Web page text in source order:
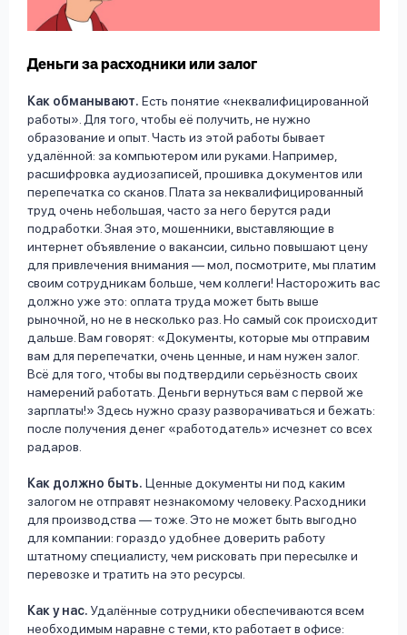
Деньги за расходники или залог
Как обманывают. Есть понятие «неквалифицированной
работы». Для того, чтобы её получить, не нужно
образование и опыт. Часть из этой работы бывает
удалённой: за компьютером или руками. Например,
расшифровка аудиозаписей, прошивка документов или
перепечатка со сканов. Плата за неквалифицированный
труд очень небольшая, часто за него берутся ради
подработки. Зная это, мошенники, выставляющие в
интернет объявление о вакансии, сильно повышают цену
для привлечения внимания — мол, посмотрите, мы платим
своим сотрудникам больше, чем коллеги! Насторожить вас
должно уже это: оплата труда может быть выше
рыночной, но не в несколько раз. Но самый сок происходит
дальше. Вам говорят: «Документы, которые мы отправим
вам для перепечатки, очень ценные, и нам нужен залог.
Всё для того, чтобы вы подтвердили серьёзность своих
намерений работать. Деньги вернуться вам с первой же
зарплаты!» Здесь нужно сразу разворачиваться и бежать:
после получения денег «работодатель» исчезнет со всех
радаров.
Как должно быть. Ценные документы ни под каким
залогом не отправят незнакомому человеку. Расходники
для производства — тоже. Это не может быть выгодно
для компании: гораздо удобнее доверить работу
штатному специалисту, чем рисковать при пересылке и
перевозке и тратить на это ресурсы.
Как у нас. Удалённые сотрудники обеспечиваются всем
необходимым наравне с теми, кто работает в офисе: